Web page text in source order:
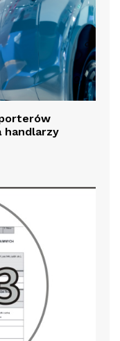
handlarzy